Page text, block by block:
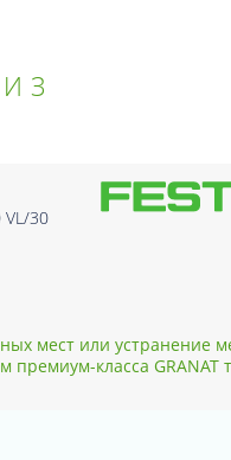
VL/30
мест или устранение
премиум-класса GRANAT